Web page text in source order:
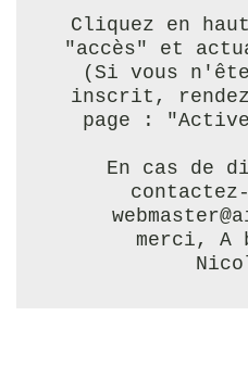
Cliquez en
"accès" et
(Si vous
inscrit,
page :
En cas de
merci, A